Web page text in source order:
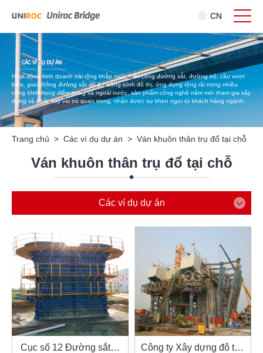
CN
Hoạt động kinh doanh trải rộng khắp ngành thi công đường sắt, đường bộ, cầu vượt
biển, giao thông đường sắt đô thị, công trình đô thị, ứng dụng rộng rãi trong nhiều
công trình trọng điểm trong và ngoài nước, sản phẩm công nghệ năm mới tham gia xây
dựng và phát huy vai trò quan trọng, nhận được sự khen ngợi từ khách hàng ngành.
Trang chủ > Các ví dụ dự án > Ván khuôn thân trụ đổ tại chỗ
Ván khuôn thân trụ đổ tại chỗ
Các ví dụ dự án
Cục số 12 Đường sắt… Công ty Xây dựng đô thị…